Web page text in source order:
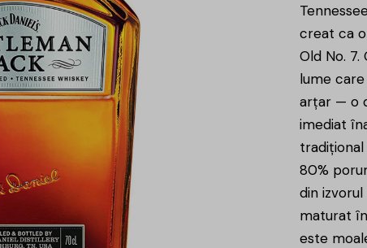
creat ca o
Old No.
lume
arțar — o
imediat
80%
din
maturat
este